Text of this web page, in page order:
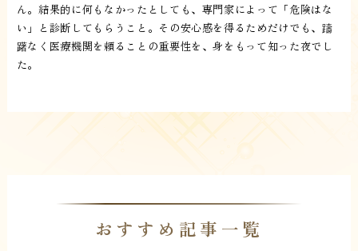
ん。結果的に何もなかったとしても、専門家によって「危険はな
い」と診断してもらうこと。その安心感を得るためだけでも、躊
躇なく医療機関を頼ることの重要性を、身をもって知った夜でし
た。
おすすめ記事一覧